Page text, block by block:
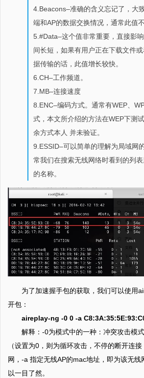
4.Beacons–准确的含义忘记了，大
端和AP的数据交换情况，通常此值不
5.#Data–这个值非常重要，直接影
间长短，如果有用户正在下载文件
据传输的话，此值增长较快。
6.CH–工作频道。
7.MB–连接速度
8.ENC–编码方式。通常有WEP、
式，本文所介绍的方法在WEP下测
余方式本人 并未验证。
9.ESSID–可以简单的理解为局域网
常我们在搜索无线网络时看到的列
的名称。
为了加速握手包的获取，我们可以使用
开包：
aireplay-ng -0 0 -a
解释：-0为模式中的一种：冲突攻击模
（设置为0，则为循环攻击，不停的断开连
网，-a 指定无线AP的mac地址，即为该无线
以一目了然。